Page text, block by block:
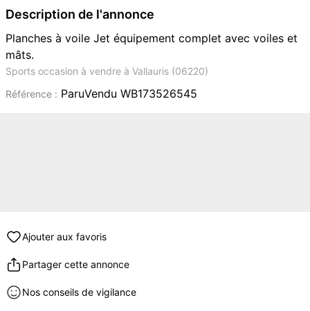
Description de l'annonce
Planches à voile Jet équipement complet avec voiles et
mâts.
Sports occasion à vendre à Vallauris (06220)
Référence : ParuVendu WB173526545
Ajouter aux favoris
Partager cette annonce
Nos conseils de vigilance